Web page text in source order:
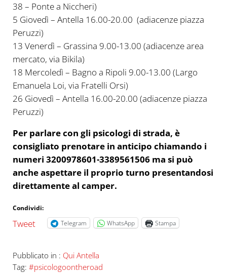
38 – Ponte a Niccheri)
5 Giovedì – Antella 16.00-20.00 (adiacenze piazza
Peruzzi)
13 Venerdì – Grassina 9.00-13.00 (adiacenze area
mercato, via Bikila)
18 Mercoledì – Bagno a Ripoli 9.00-13.00 (Largo
Emanuela Loi, via Fratelli Orsi)
26 Giovedì – Antella 16.00-20.00 (adiacenze piazza
Peruzzi)
Per parlare con gli psicologi di strada, è
consigliato prenotare in anticipo chiamando i
numeri 3200978601-3389561506 ma si può
anche aspettare il proprio turno presentandosi
direttamente al camper.
Condividi:
Tweet Telegram WhatsApp Stampa
Pubblicato in : Qui Antella
Tag: #psicologoontheroad